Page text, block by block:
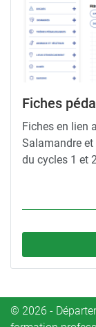
Fiches
Fiches en lien
Salamandre
du cycles 1 et
© 2026 -